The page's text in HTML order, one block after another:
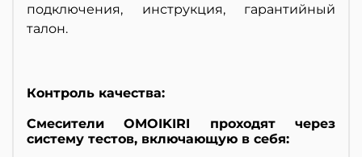
подключения, инструкция, гарантийный
талон.
Контроль качества:
Смесители OMOIKIRI проходят через
систему тестов, включающую в себя: